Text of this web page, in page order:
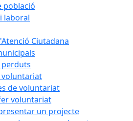
població
laboral
Ciutadana
perduts
voluntariat
de voluntariat
voluntariat
un projecte